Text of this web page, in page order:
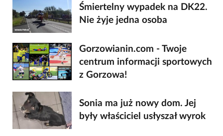
Śmiertelny wypadek na DK22.
Nie żyje jedna osoba
Gorzowianin.com - Twoje
centrum informacji sportowych
z Gorzowa!
Sonia ma już nowy dom. Jej
były właściciel usłyszał wyrok